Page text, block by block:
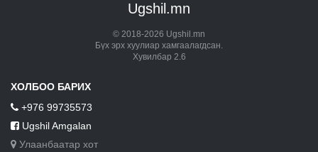
Ugshil.mn
© 2018-2026 Ugshil.mn
Бүх эрх хуулиар хамгаалагдсан.
Хувилбар 2.6
ХОЛБОО БАРИХ
+976 99735573
Ugshil Amgalan
Улаанбаатар хот